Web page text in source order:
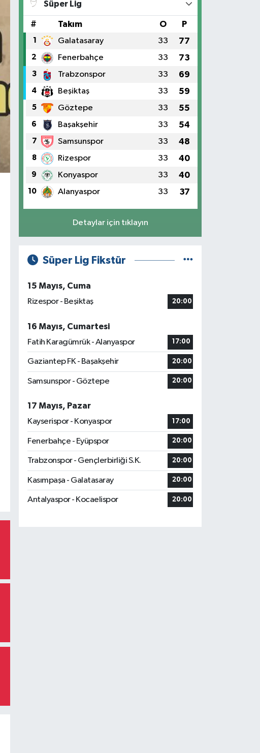
Süper Lig
# Takım O P
1 Galatasaray 33 77
2 Fenerbahçe 33 73
3 Trabzonspor 33 69
4 Beşiktaş 33 59
5 Göztepe 33 55
6 Başakşehir 33 54
7 Samsunspor 33 48
8 Rizespor 33 40
9 Konyaspor 33 40
10 Alanyaspor 33 37
Detaylar için tıklayın
Süper Lig Fikstür
15 Mayıs, Cuma
Rizespor - Beşiktaş
20:00
16 Mayıs, Cumartesi
Fatih Karagümrük - Alanyaspor
17:00
Gaziantep FK - Başakşehir 20:00
Samsunspor - Göztepe 20:00
17 Mayıs, Pazar
Kayserispor - Konyaspor
17:00
Fenerbahçe - Eyüpspor 20:00
Trabzonspor - Gençlerbirliği S.K. 20:00
Kasımpaşa - Galatasaray 20:00
Antalyaspor - Kocaelispor 20:00